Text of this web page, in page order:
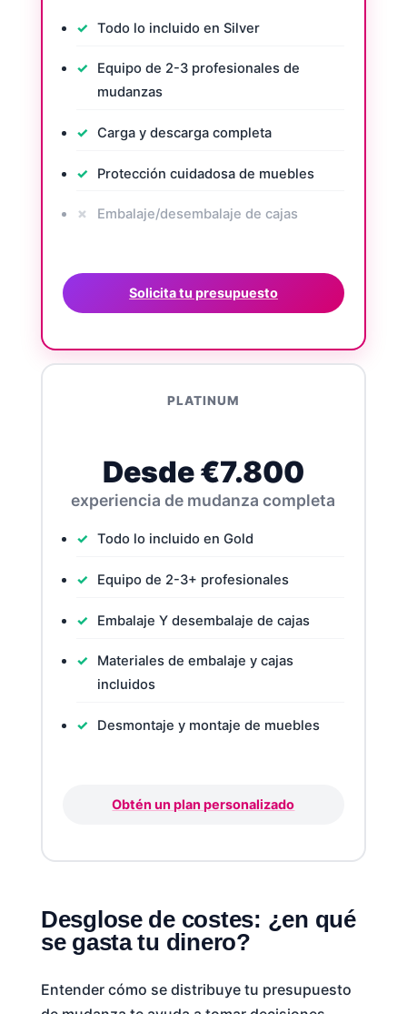
Todo lo incluido en Silver
Equipo de 2-3 profesionales de
mudanzas
Carga y descarga completa
Protección cuidadosa de muebles
Embalaje/desembalaje de cajas
Solicita tu presupuesto
PLATINUM
Desde €7.800
experiencia de mudanza completa
Todo lo incluido en Gold
Equipo de 2-3+ profesionales
Embalaje Y desembalaje de cajas
Materiales de embalaje y cajas
incluidos
Desmontaje y montaje de muebles
Obtén un plan personalizado
Desglose de costes: ¿en qué
se gasta tu dinero?
Entender cómo se distribuye tu presupuesto